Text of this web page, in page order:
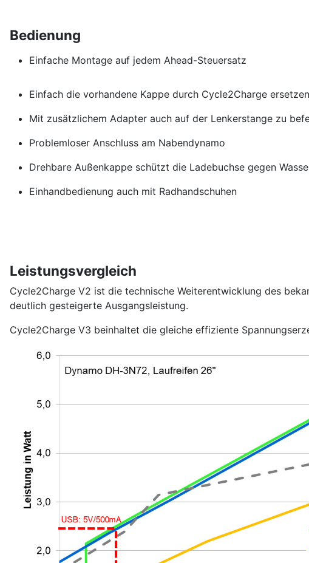
Bedienung
Einfache Montage auf jedem Ahead-Steuersatz
Einfach die vorhandene Kappe durch Cycle2Charge ersetzen
Mit zusätzlichem Adapter auch auf der Lenkerstange zu
Problemloser Anschluss am Nabendynamo
Drehbare Außenkappe schützt die Ladebuchse gegen
Einhandbedienung auch mit Radhandschuhen
Leistungsvergleich
Cycle2Charge V2 ist die technische Weiterentwicklung des
deutlich gesteigerte Ausgangsleistung.
Cycle2Charge V3 beinhaltet die gleiche effiziente